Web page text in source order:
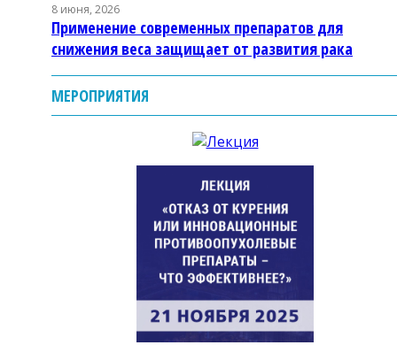
8 июня, 2026
Применение современных препаратов для
снижения веса защищает от развития рака
МЕРОПРИЯТИЯ